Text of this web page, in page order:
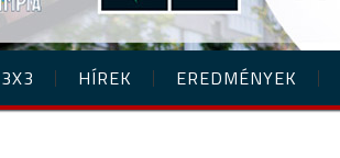
3X3 HÍREK EREDMÉNYEK